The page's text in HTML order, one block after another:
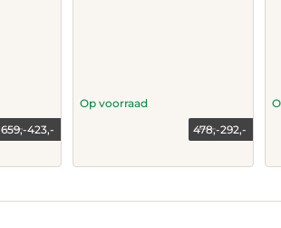
423,-
Current
659,-
Original
292,-
Current
478,-
Original
Op voorraad